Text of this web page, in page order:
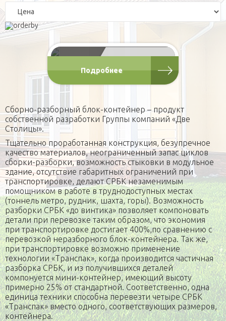
Игровые домики
Площадки
Для питомцев
Вольеры
Будки каркасные
Малые архитектурные формы
Садовая мебель
Наши технологии
Дополнительные работы
Фотогаларея
Кредит
от 120 000 Р
СРБК
Подробнее
Сборно-разборный блок-контейнер – продукт
собственной разработки Группы компаний «Две
Столицы».
Тщательно проработанная конструкция, безупречное
качество материалов, неограниченный запас циклов
сборки-разборки, возможность стыковки в модульное
здание, отсутствие габаритных ограничений при
транспортировке, делают СРБК незаменимым
помощником в работе в труднодоступных местах
(тоннель метро, рудник, шахта, горы). Возможность
разборки СРБК «до винтика» позволяет компоновать
детали при перевозке таким образом, что экономия
при транспортировке достигает 400%,по сравнению с
перевозкой неразборного блок-контейнера. Так же,
при транспортировке возможно применение
технологии «Транспак», когда производится частичная
разборка СРБК, и из получившихся деталей
компонуется мини-контейнер, имеющий высоту
примерно 25% от стандартной. Соответственно, одна
единица техники способна перевезти четыре СРБК
«Транспак» вместо одного, соответствующих размеров,
контейнера.